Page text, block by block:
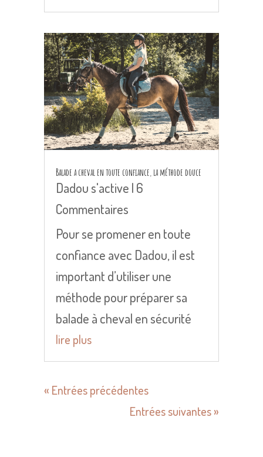
Balade a cheval en toute confiance, la méthode douce
Dadou s'active | 6
Commentaires
Pour se promener en toute
confiance avec Dadou, il est
important d’utiliser une
méthode pour préparer sa
balade à cheval en sécurité
lire plus
« Entrées précédentes
Entrées suivantes »